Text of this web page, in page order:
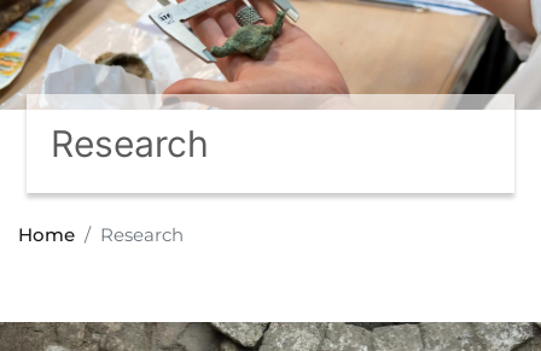
Research
Home Research